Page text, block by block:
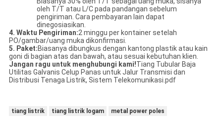
oleh T/T atau L/C pada pandangan sebelum
pengiriman. Cara pembayaran lain dapat
dinegosiasikan.
4. Waktu Pengiriman:2 minggu per kontainer setelah
PO/gambar/uang muka dikonfirmasi.
5. Paket:Biasanya dibungkus dengan kantong plastik atau kain
goni di bagian atas dan bawah, atau sesuai kebutuhan klien.
Jangan ragu untuk menghubungi kami!Tiang Tubular Baja
Utilitas Galvanis Celup Panas untuk Jalur Transmisi dan
Distribusi Tenaga Listrik, Sistem Telekomunikasi.pdf
tiang listrik tiang listrik logam metal power poles